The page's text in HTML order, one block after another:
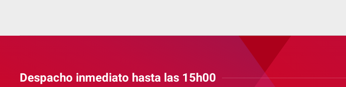
Despacho inmediato hasta las 15h00